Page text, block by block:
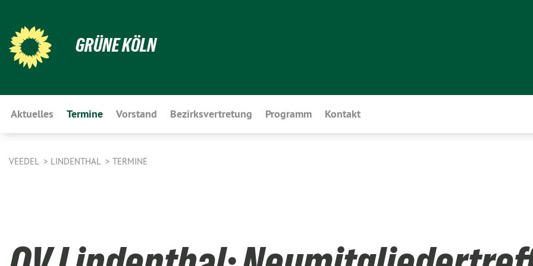
GRÜNE KÖLN
Aktuelles Termine Vorstand Bezirksvertretung Programm Kontakt
VEEDEL LINDENTHAL TERMINE